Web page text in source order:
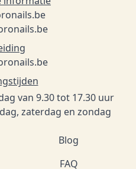
van 9.30 tot 17.30 uur
zaterdag en zondag
Blog
FAQ